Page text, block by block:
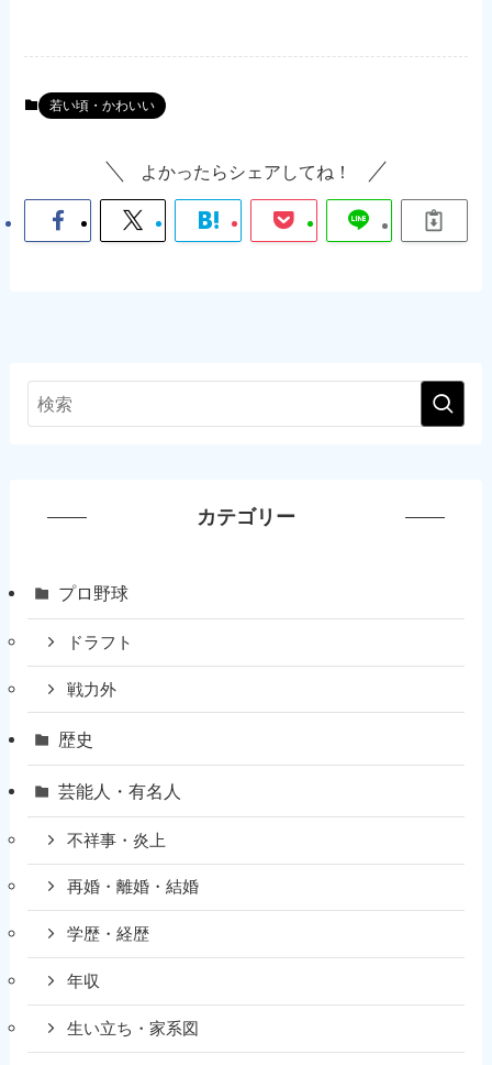
若い頃・かわいい
よかったらシェアしてね！
カテゴリー
プロ野球
ドラフト
戦力外
歴史
芸能人・有名人
不祥事・炎上
再婚・離婚・結婚
学歴・経歴
年収
生い立ち・家系図